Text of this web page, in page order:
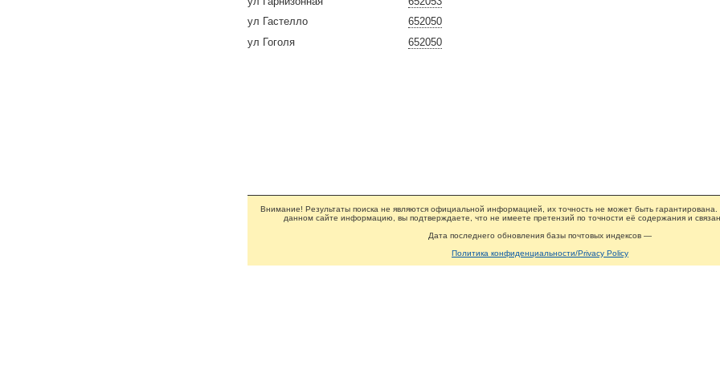
652050
ул Гастелло
652050
ул Гоголя
Внимание! Результаты поиска не являются официальной информацией, их точность не может быть гарантирована.
данном сайте информацию, вы подтверждаете, что не имеете претензий по точности её содержания и
Дата последнего обновления базы почтовых индексов —
Политика конфиденциальности/Privacy Policy